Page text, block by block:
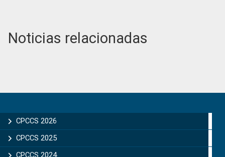
Noticias relacionadas
Sidebar
CPCCS 2026
CPCCS 2025
CPCCS 2024